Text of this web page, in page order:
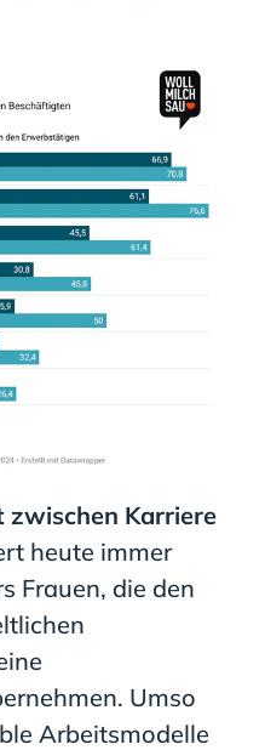
zwischen Karriere
heute immer
Frauen, die den
Umso
Arbeitsmodelle